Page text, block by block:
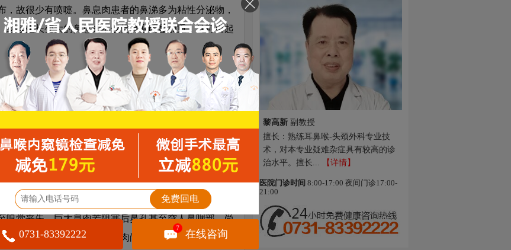
故很少有喷嚏。鼻息肉患者的鼻涕多为粘性分泌物，
继续生长变大的鼻息肉不仅使鼻塞明显加重，且可引起
有单发或者多发的表面光滑的荔枝肉样半透明样肿
出血。除此之外，鼻内镜、X线鼻窦拍片也对疾病确
麻烦，直接点击在线咨询《《
嗅觉丧失。巨大息肉若阻塞后鼻孔甚至突人鼻咽部，尚
压迫所致。少数巨大鼻息肉尚可引起侵蚀性并发症，
黎高新 副教授
擅长：熟练耳鼻喉-头颈外科专业技
术，对本专业疑难杂症具有较高的诊
治水平。擅长...
【详情】
医院门诊时间 8:00-17:00 夜间门诊17:00-
21:00
免费回电
0731-83392222 7 在线咨询